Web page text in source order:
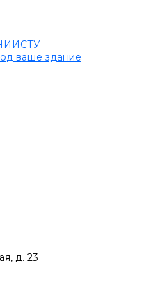
ваше здание
д. 23